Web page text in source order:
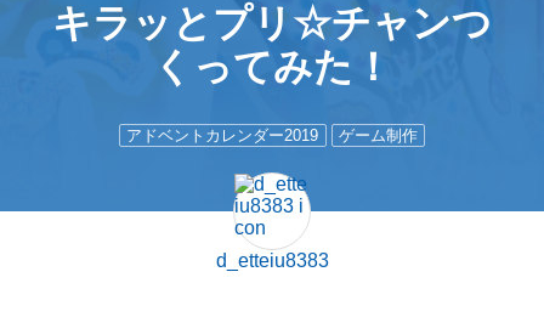
キラッとプリ☆チャンつ
くってみた！
アドベントカレンダー2019 ゲーム制作
d_etteiu8383